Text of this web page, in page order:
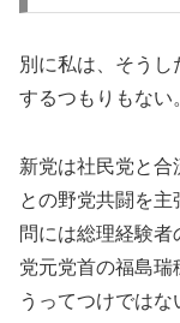
別に私は、そう
するつもりもない
新党は社民党と合
との野党共闘を
問には総理経験
党元党首の福島
うってつけでは